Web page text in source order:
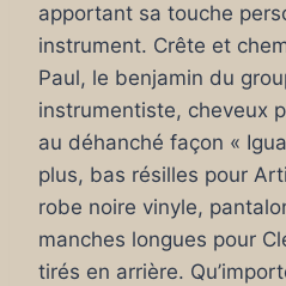
apportant sa touche
instrument. Crête et
Paul, le benjamin du
instrumentiste, cheveux
au déhanché façon «
plus, bas résilles pour
robe noire vinyle,
manches longues pour
tirés en arrière.